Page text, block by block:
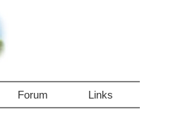
Forum Links